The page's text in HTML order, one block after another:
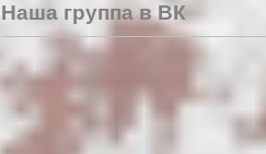
Наша группа в ВК